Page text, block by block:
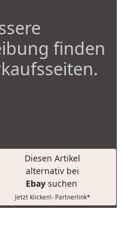
finden
Diesen Artikel
alternativ bei
Ebay suchen
Jetzt klicken!- Partnerlink*